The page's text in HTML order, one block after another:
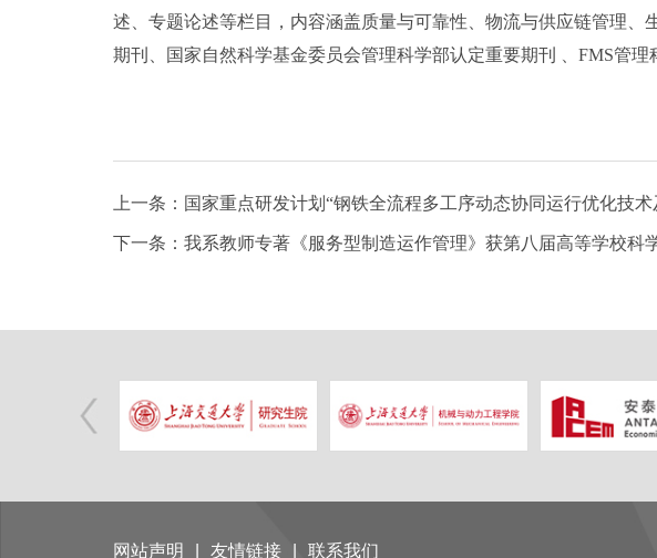
述、专题论述等栏目，内容涵盖质量与可靠性、物流与供应链管理
期刊、国家自然科学基金委员会管理科学部认定重要期刊 、FMS管
上一条：国家重点研发计划“钢铁全流程多工序动态协同运行优化技
下一条：我系教师专著《服务型制造运作管理》获第八届高等学校科
网站声明 友情链接 联系我们